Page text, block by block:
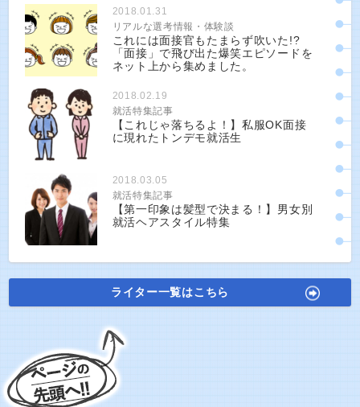
2018.01.31
リアルな選考情報・体験談
これには面接官もたまらず吹いた!?
「面接」で飛び出た爆笑エピソードを
ネット上から集めました。
2018.02.19
就活特集記事
【これじゃ落ちるよ！】私服OK面接
に現れたトンデモ就活生
2018.03.05
就活特集記事
【第一印象は髪型で決まる！】男女別
就活ヘアスタイル特集
ライター一覧はこちら